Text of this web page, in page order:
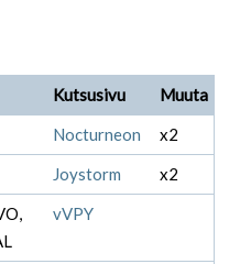
Kutsusivu
Muuta
Nocturneon
x2
Joystorm
x2
vVPY